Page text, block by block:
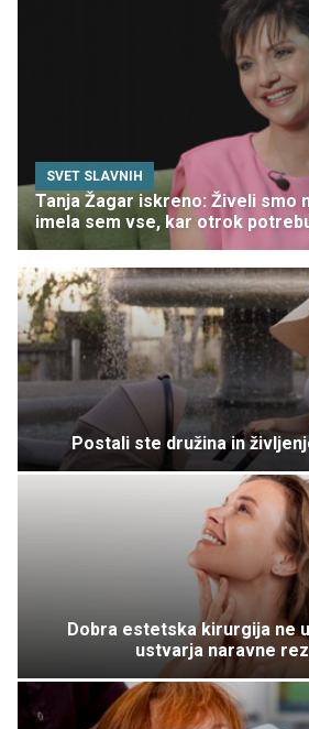
SVET SLAVNIH
Tanja Žagar iskreno: Živeli smo
imela sem vse, kar otrok
Postali ste družina in
Dobra estetska kirurgija ne
ustvarja naravne